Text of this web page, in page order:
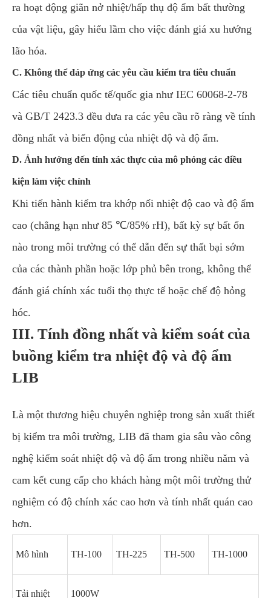
ra hoạt động giãn nở nhiệt/hấp thụ độ ẩm bất thường
của vật liệu, gây hiểu lầm cho việc đánh giá xu hướng
lão hóa.
C. Không thể đáp ứng các yêu cầu kiểm tra tiêu chuẩn
Các tiêu chuẩn quốc tế/quốc gia như IEC 60068-2-78
và GB/T 2423.3 đều đưa ra các yêu cầu rõ ràng về tính
đồng nhất và biến động của nhiệt độ và độ ẩm.
D. Ảnh hưởng đến tính xác thực của mô phỏng các điều
kiện làm việc chính
Khi tiến hành kiểm tra khớp nối nhiệt độ cao và độ ẩm
cao (chẳng hạn như 85 ℃/85% rH), bất kỳ sự bất ổn
nào trong môi trường có thể dẫn đến sự thất bại sớm
của các thành phần hoặc lớp phủ bên trong, không thể
đánh giá chính xác tuổi thọ thực tế hoặc chế độ hỏng
hóc.
III. Tính đồng nhất và kiểm soát của
buồng kiểm tra nhiệt độ và độ ẩm
LIB
Là một thương hiệu chuyên nghiệp trong sản xuất thiết
bị kiểm tra môi trường, LIB đã tham gia sâu vào công
nghệ kiểm soát nhiệt độ và độ ẩm trong nhiều năm và
cam kết cung cấp cho khách hàng một môi trường thử
nghiệm có độ chính xác cao hơn và tính nhất quán cao
hơn.
Mô hình TH-100 TH-225 TH-500 TH-1000
Tải nhiệt 1000W